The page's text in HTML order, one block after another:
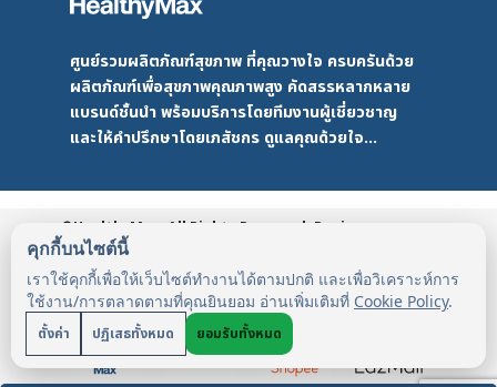
คุกกี้บนไซต์นี้
เราใช้คุกกี้เพื่อให้เว็บไซต์ทำงานได้ตามปกติ และเพื่อวิเคราะห์การ
ใช้งาน/การตลาดตามที่คุณยินยอม อ่านเพิ่มเติมที่ Cookie Policy.
ตั้งค่า ปฏิเสธทั้งหมด ยอมรับทั้งหมด
ศูนย์รวมผลิตภัณฑ์สุขภาพ ที่คุณวางใจ ครบครันด้วย
ผลิตภัณฑ์เพื่อสุขภาพคุณภาพสูง คัดสรรหลากหลาย
แบรนด์ชั้นนำ พร้อมบริการโดยทีมงานผู้เชี่ยวชาญ
และให้คำปรึกษาโดยเภสัชกร ดูแลคุณด้วยใจ...
©HealthyMax. All Rights Reserved. Design
by DMDHealthyMax